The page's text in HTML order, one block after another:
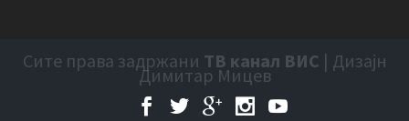
Сите права задржани ТВ канал ВИС | Дизајн
Димитар Мицев